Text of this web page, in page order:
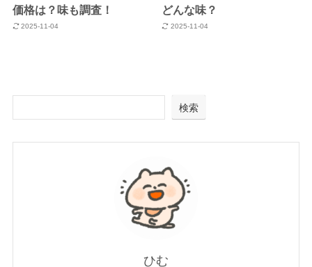
価格は？味も調査！
2025-11-04
どんな味？
2025-11-04
検索
ひむ